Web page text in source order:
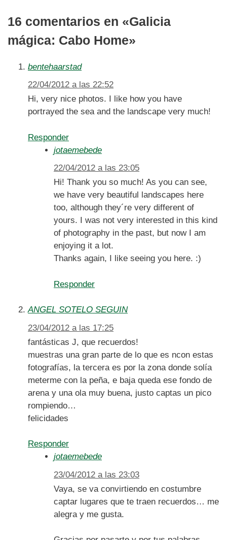
16 comentarios en «Galicia
mágica: Cabo Home»
bentehaarstad
22/04/2012 a las 22:52
Hi, very nice photos. I like how you have
portrayed the sea and the landscape very much!
Responder
jotaemebede
22/04/2012 a las 23:05
Hi! Thank you so much! As you can see,
we have very beautiful landscapes here
too, although they´re very different of
yours. I was not very interested in this kind
of photography in the past, but now I am
enjoying it a lot.
Thanks again, I like seeing you here. :)
Responder
ANGEL SOTELO SEGUIN
23/04/2012 a las 17:25
fantásticas J, que recuerdos!
muestras una gran parte de lo que es ncon estas
fotografías, la tercera es por la zona donde solía
meterme con la peña, e baja queda ese fondo de
arena y una ola muy buena, justo captas un pico
rompiendo…
felicidades
Responder
jotaemebede
23/04/2012 a las 23:03
Vaya, se va convirtiendo en costumbre
captar lugares que te traen recuerdos… me
alegra y me gusta.